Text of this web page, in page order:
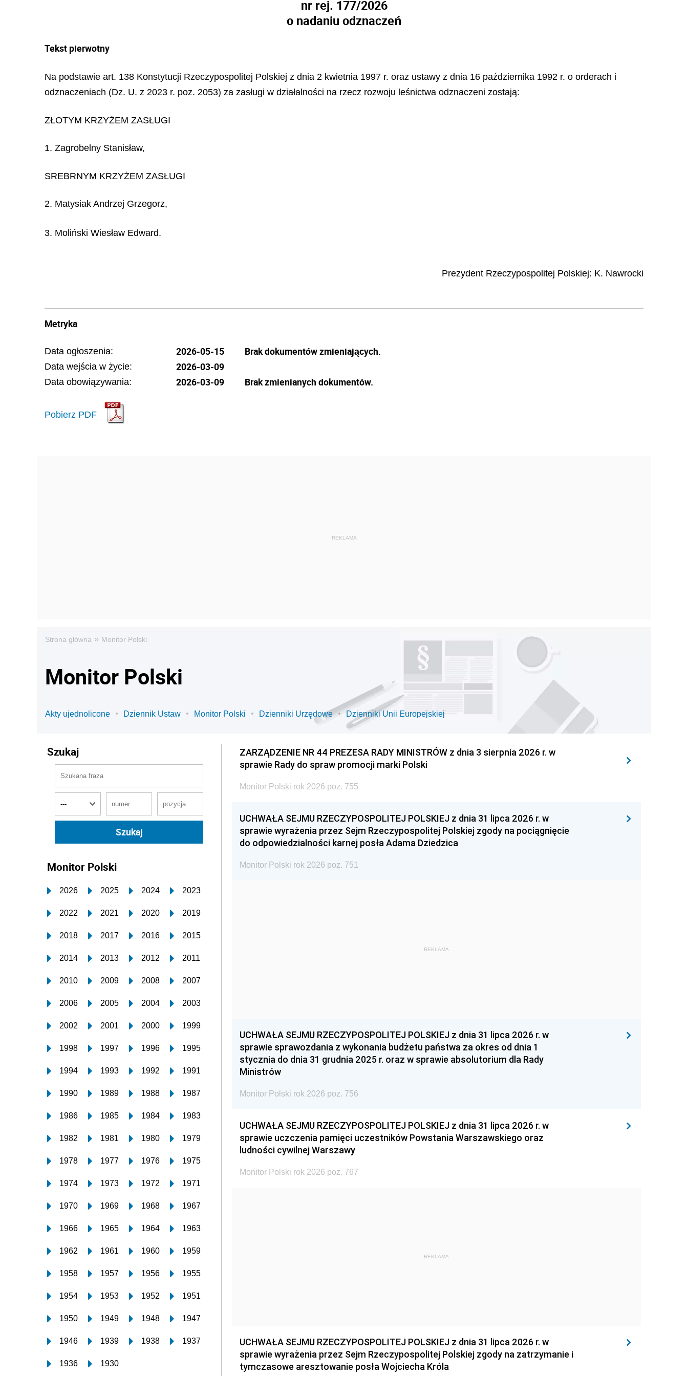
nr rej. 177/2026
o nadaniu odznaczeń
Tekst pierwotny
Na podstawie art. 138 Konstytucji Rzeczypospolitej Polskiej z dnia 2 kwietnia 1997 r. oraz ustawy z dnia 16 października 1992 r. o orderach i
odznaczeniach (Dz. U. z 2023 r. poz. 2053) za zasługi w działalności na rzecz rozwoju leśnictwa odznaczeni zostają:
ZŁOTYM KRZYŻEM ZASŁUGI
1. Zagrobelny Stanisław,
SREBRNYM KRZYŻEM ZASŁUGI
2. Matysiak Andrzej Grzegorz,
3. Moliński Wiesław Edward.
Prezydent Rzeczypospolitej Polskiej: K. Nawrocki
Metryka
Data ogłoszenia: 2026-05-15
Data wejścia w życie: 2026-03-09
Data obowiązywania: 2026-03-09
Pobierz PDF
Brak dokumentów zmieniających.
Brak zmienianych dokumentów.
Strona główna » Monitor Polski
Monitor Polski
Akty ujednolicone Dziennik Ustaw Monitor Polski Dzienniki Urzędowe Dzienniki Unii Europejskiej
Szukaj
Monitor Polski
2026 2025 2024 2023
2022 2021 2020 2019
2018 2017 2016 2015
2014 2013 2012 2011
2010 2009 2008 2007
2006 2005 2004 2003
2002 2001 2000 1999
1998 1997 1996 1995
1994 1993 1992 1991
1990 1989 1988 1987
1986 1985 1984 1983
1982 1981 1980 1979
1978 1977 1976 1975
1974 1973 1972 1971
1970 1969 1968 1967
1966 1965 1964 1963
1962 1961 1960 1959
1958 1957 1956 1955
1954 1953 1952 1951
1950 1949 1948 1947
1946 1939 1938 1937
1936 1930
ZARZĄDZENIE NR 44 PREZESA RADY MINISTRÓW z dnia 3 sierpnia 2026 r. w
sprawie Rady do spraw promocji marki Polski
Monitor Polski rok 2026 poz. 755
UCHWAŁA SEJMU RZECZYPOSPOLITEJ POLSKIEJ z dnia 31 lipca 2026 r. w
sprawie wyrażenia przez Sejm Rzeczypospolitej Polskiej zgody na pociągnięcie
do odpowiedzialności karnej posła Adama Dziedzica
Monitor Polski rok 2026 poz. 751
REKLAMA
UCHWAŁA SEJMU RZECZYPOSPOLITEJ POLSKIEJ z dnia 31 lipca 2026 r. w
sprawie sprawozdania z wykonania budżetu państwa za okres od dnia 1
stycznia do dnia 31 grudnia 2025 r. oraz w sprawie absolutorium dla Rady
Ministrów
Monitor Polski rok 2026 poz. 756
UCHWAŁA SEJMU RZECZYPOSPOLITEJ POLSKIEJ z dnia 31 lipca 2026 r. w
sprawie uczczenia pamięci uczestników Powstania Warszawskiego oraz
ludności cywilnej Warszawy
Monitor Polski rok 2026 poz. 767
REKLAMA
UCHWAŁA SEJMU RZECZYPOSPOLITEJ POLSKIEJ z dnia 31 lipca 2026 r. w
sprawie wyrażenia przez Sejm Rzeczypospolitej Polskiej zgody na zatrzymanie i
tymczasowe aresztowanie posła Wojciecha Króla